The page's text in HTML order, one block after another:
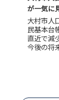
が一気に
大村市人
民基本台
直近で減
今後の将
たのか